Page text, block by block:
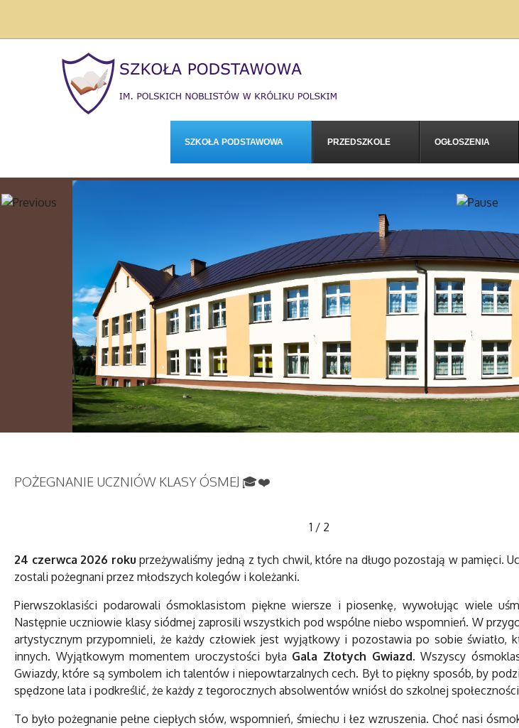
SZKOŁA PODSTAWOWA PRZEDSZKOLE OGŁOSZENIA
POŻEGNANIE UCZNIÓW KLASY ÓSMEJ 🎓❤️
1 / 2
24 czerwca 2026 roku przeżywaliśmy jedną z tych chwil, które na długo pozostają w pamięci.
zostali pożegnani przez młodszych kolegów i koleżanki.
Pierwszoklasiści podarowali ósmoklasistom piękne wiersze i piosenkę, wywołując wiele
Następnie uczniowie klasy siódmej zaprosili wszystkich pod wspólne niebo wspomnień. W
artystycznym przypomnieli, że każdy człowiek jest wyjątkowy i pozostawia po sobie światło,
innych. Wyjątkowym momentem uroczystości była Gala Złotych Gwiazd. Wszyscy
Gwiazdy, które są symbolem ich talentów i niepowtarzalnych cech. Był to piękny sposób, by
spędzone lata i podkreślić, że każdy z tegorocznych absolwentów wniósł do szkolnej
To było pożegnanie pełne ciepłych słów, wspomnień, śmiechu i łez wzruszenia. Choć nasi